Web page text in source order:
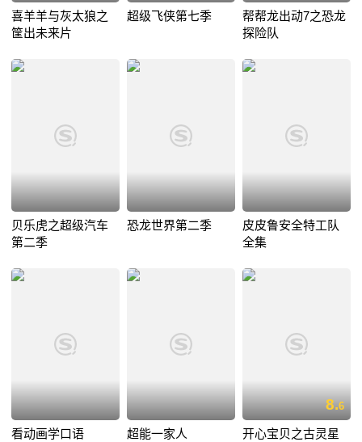
喜羊羊与灰太狼之
筐出未来片
超级飞侠第七季
帮帮龙出动7之恐龙
探险队
贝乐虎之超级汽车
第二季
恐龙世界第二季
皮皮鲁安全特工队
全集
看动画学口语 超能一家人
8.6
开心宝贝之古灵星